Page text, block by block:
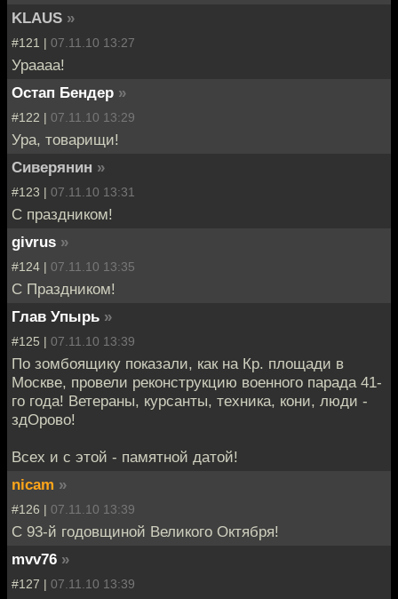
KLAUS »
#121 | 07.11.10 13:27
Ураааа!
Остап Бендер »
#122 | 07.11.10 13:29
Ура, товарищи!
Сиверянин »
#123 | 07.11.10 13:31
С праздником!
givrus »
#124 | 07.11.10 13:35
С Праздником!
Глав Упырь »
#125 | 07.11.10 13:39
По зомбоящику показали, как на Кр. площади в
Москве, провели реконструкцию военного парада 41-
го года! Ветераны, курсанты, техника, кони, люди -
здОрово!
Всех и с этой - памятной датой!
nicam »
#126 | 07.11.10 13:39
С 93-й годовщиной Великого Октября!
mvv76 »
#127 | 07.11.10 13:39